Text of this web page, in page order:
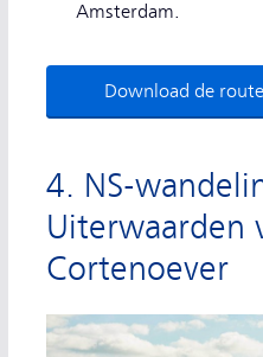
Amsterdam.
Download de
4. NS-
Uiterwaarden
Cortenoever